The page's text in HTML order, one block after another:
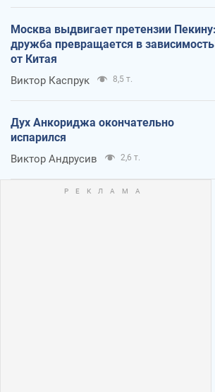
Москва выдвигает претензии Пекину:
дружба превращается в
от Китая
Виктор Каспрук 8,5 т.
Дух Анкориджа окончательно
испарился
Виктор Андрусив 2,6 т.